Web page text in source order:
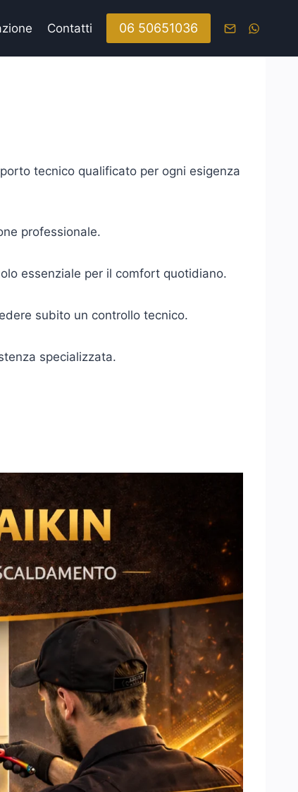
Contatti 06 50651036
tecnico qualificato per ogni esigenza
professionale.
essenziale per il comfort quotidiano.
subito un controllo tecnico.
specializzata.